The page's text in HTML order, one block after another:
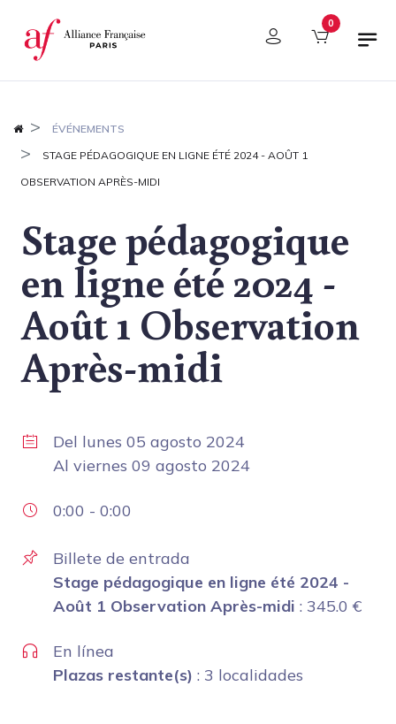
Panel de gestión de cookies 0
ÉVÉNEMENTS
STAGE PÉDAGOGIQUE EN LIGNE ÉTÉ 2024 - AOÛT 1
OBSERVATION APRÈS-MIDI
Stage pédagogique
en ligne été 2024 -
Août 1 Observation
Après-midi
Del lunes 05 agosto 2024
Al viernes 09 agosto 2024
0:00 - 0:00
Billete de entrada
Stage pédagogique en ligne été 2024 -
Août 1 Observation Après-midi : 345.0 €
En línea
Plazas restante(s) : 3 localidades